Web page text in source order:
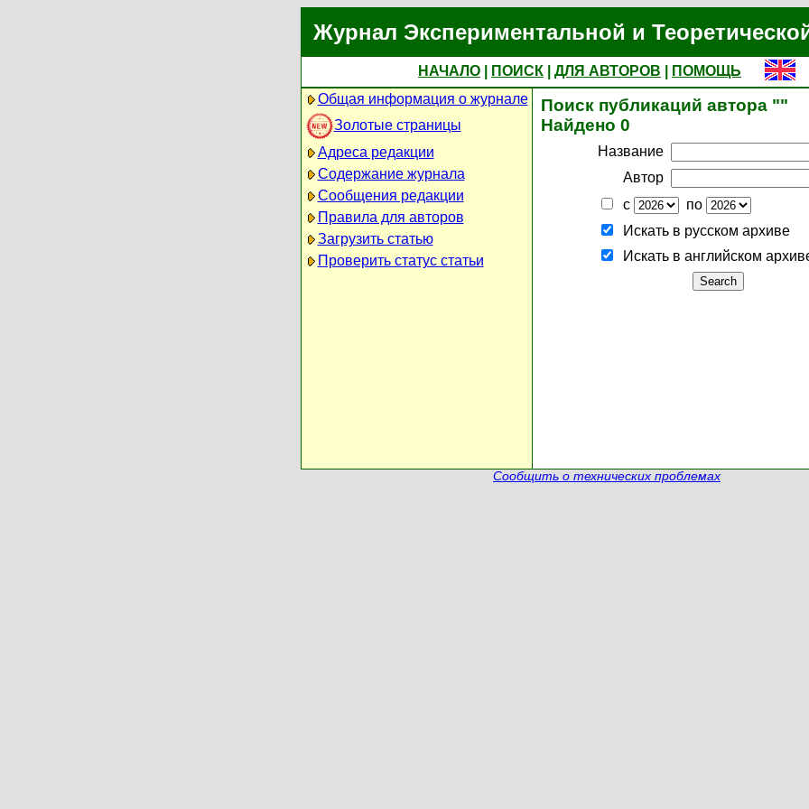
Журнал Экспериментальной и
НАЧАЛО ПОИСК ДЛЯ АВТОРОВ
ПОМОЩЬ
Общая информация о журнале
Золотые страницы
Адреса редакции
Содержание журнала
Сообщения редакции
Правила для авторов
Загрузить статью
Проверить статус статьи
Поиск публикаций автора ""
Найдено 0
Название
Автор
с
по
Искать в русском архиве
Искать в английском
Сообщить о технических проблемах